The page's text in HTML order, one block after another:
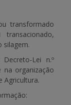
transformado
silagem.
Lei n.º
na organização
Agricultura.